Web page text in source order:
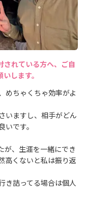
されている方へ、ご自
します。
めちゃくちゃ効率がよ
いますし、相手がどん
です。
が、生涯を一緒にでき
高くないと私は振り返
き詰ってる場合は個人